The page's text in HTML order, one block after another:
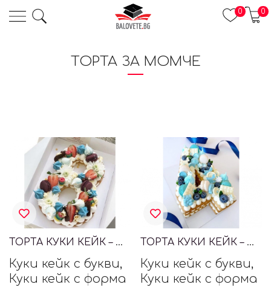
0 0
ТОРТА ЗА МОМЧЕ
ТОРТА КУКИ КЕЙК – ЦИФРА 8
Куки кейк с букви,
Куки кейк с форма
ТОРТА КУКИ КЕЙК – ЦИФРА 4
Куки кейк с букви,
Куки кейк с форма